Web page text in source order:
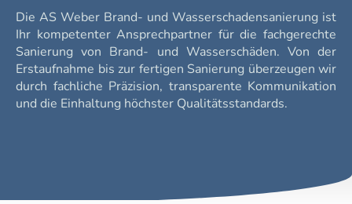
Die AS Weber Brand- und Wasserschadensanierung ist
Ihr kompetenter Ansprechpartner für die fachgerechte
Sanierung von Brand- und Wasserschäden. Von der
Erstaufnahme bis zur fertigen Sanierung überzeugen wir
durch fachliche Präzision, transparente Kommunikation
und die Einhaltung höchster Qualitätsstandards.